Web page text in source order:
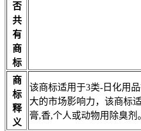
否
共
有
商
标
商
标
释
义
该商标适用于3类-日化用
大的市场影响力，该商标
膏,香,个人或动物用除臭剂